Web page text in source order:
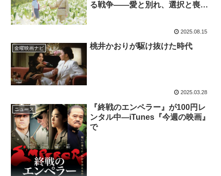
る戦争——愛と別れ、選択と喪
2025.08.15
金曜映画ナビ 桃井かおりが駆け抜けた時代
2025.03.28
ニュース
『終戦のエンペラー』が100円レ
ンタル中―iTunes『今週の映画』
で